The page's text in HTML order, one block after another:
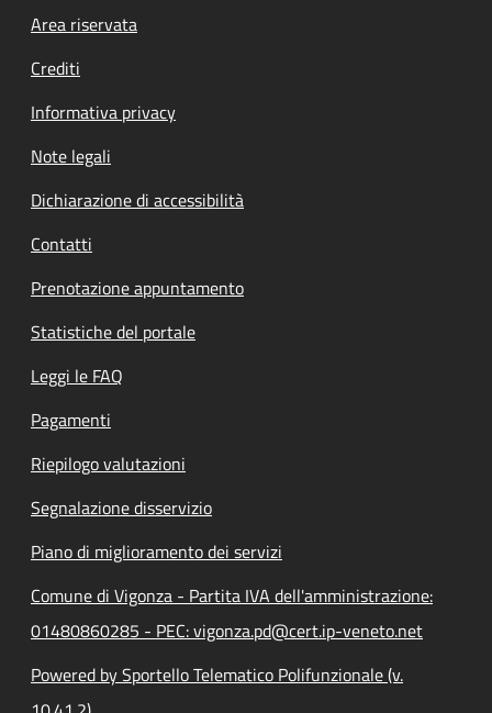
Footer menu
Area riservata
Crediti
Informativa privacy
Note legali
Dichiarazione di accessibilità
Contatti
Prenotazione appuntamento
Statistiche del portale
Leggi le FAQ
Pagamenti
Riepilogo valutazioni
Segnalazione disservizio
Piano di miglioramento dei servizi
Comune di Vigonza - Partita IVA dell'amministrazione:
01480860285 - PEC: vigonza.pd@cert.ip-veneto.net
Powered by Sportello Telematico Polifunzionale (v.